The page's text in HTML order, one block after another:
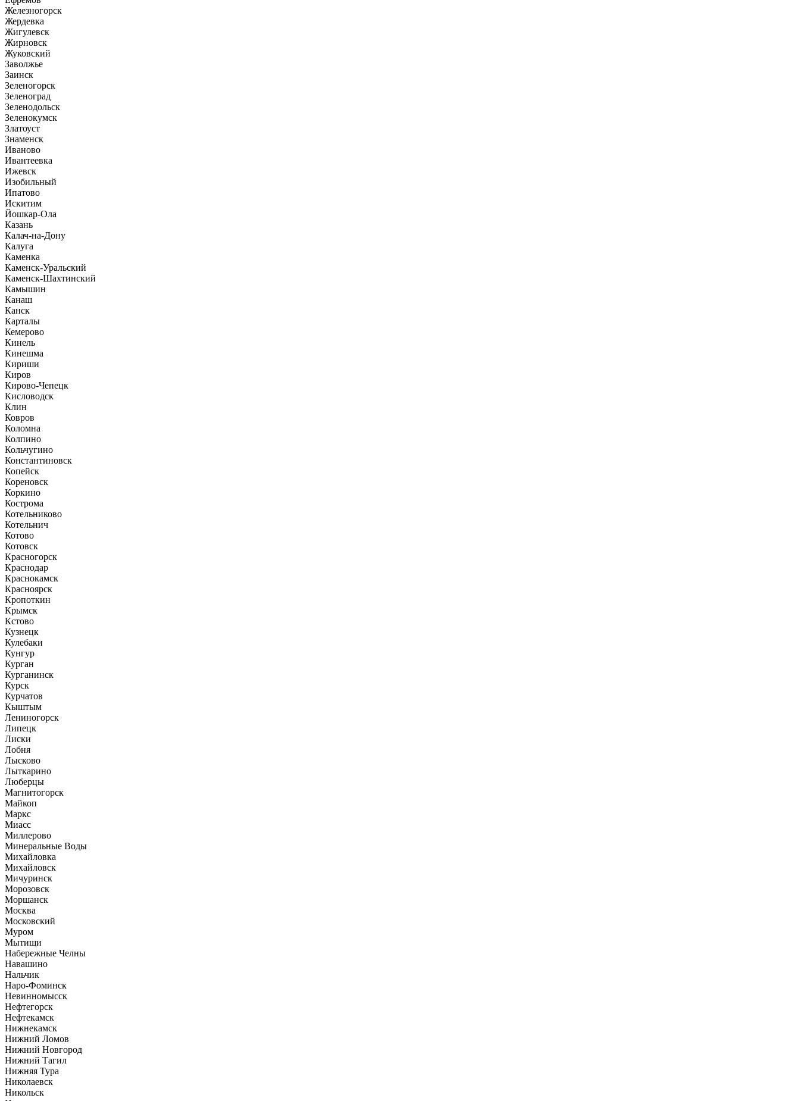
Железногорск
Жердевка
Жигулевск
Жирновск
Жуковский
Заволжье
Заинск
Зеленогорск
Зеленоград
Зеленодольск
Зеленокумск
Златоуст
Знаменск
Иваново
Ивантеевка
Ижевск
Изобильный
Ипатово
Искитим
Йошкар-Ола
Казань
Калач-на-Дону
Калуга
Каменка
Каменск-Уральский
Каменск-Шахтинский
Камышин
Канаш
Канск
Карталы
Кемерово
Кинель
Кинешма
Кириши
Киров
Кирово-Чепецк
Кисловодск
Клин
Ковров
Коломна
Колпино
Кольчугино
Константиновск
Копейск
Кореновск
Коркино
Кострома
Котельниково
Котельнич
Котово
Котовск
Красногорск
Краснодар
Краснокамск
Красноярск
Кропоткин
Крымск
Кстово
Кузнецк
Кулебаки
Кунгур
Курган
Курганинск
Курск
Курчатов
Кыштым
Лениногорск
Липецк
Лиски
Лобня
Лысково
Лыткарино
Люберцы
Магнитогорск
Майкоп
Маркс
Миасс
Миллерово
Минеральные Воды
Михайловка
Михайловск
Мичуринск
Морозовск
Моршанск
Москва
Московский
Муром
Мытищи
Набережные Челны
Навашино
Нальчик
Наро-Фоминск
Невинномысск
Нефтегорск
Нефтекамск
Нижнекамск
Нижний Ломов
Нижний Новгород
Нижний Тагил
Нижняя Тура
Николаевск
Никольск